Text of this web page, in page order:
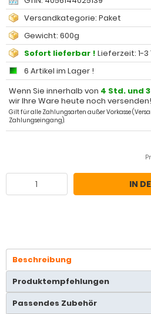
Versandkategorie: Paket
Gewicht: 600g
Sofort lieferbar ! Lieferzeit: 1-3
6 Artikel im Lager !
Wenn Sie innerhalb von 4 Std. und
wir Ihre Ware heute noch versenden!
Gilt für alle Zahlungsarten außer Vorkasse
Zahlungseingang).
IN
Beschreibung
Produktempfehlungen
Passendes Zubehör